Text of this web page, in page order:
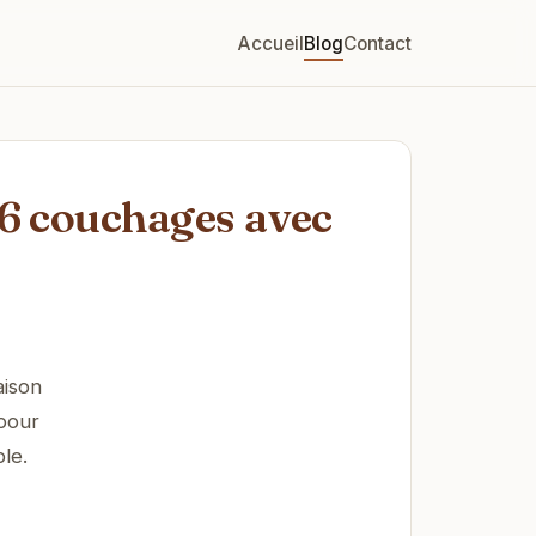
AccueilBlogContact
avec